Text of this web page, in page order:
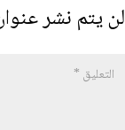
لن يتم نشر